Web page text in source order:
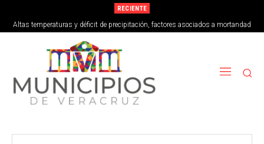
RECIENTE
Altas temperaturas y déficit de precipitación, factores asociados a mortandad
de peces en Vega de Alatorre